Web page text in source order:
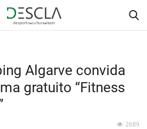
Algarve convida
gratuito “Fitness
2689